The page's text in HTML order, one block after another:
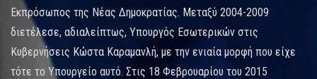
Εκπρόσωπος της Νέας Δημοκρατίας. Μεταξύ 2004-2009
διετέλεσε, αδιαλείπτως, Υπουργός Εσωτερικών στις
Κυβερνήσεις Κώστα Καραμανλή, με την ενιαία μορφή που είχε
τότε το Υπουργείο αυτό. Στις 18 Φεβρουαρίου του 2015